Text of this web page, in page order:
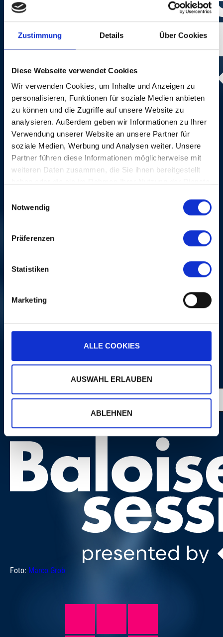
Zustimmung Details Über Cookies
Diese Webseite verwendet Cookies
Wir verwenden Cookies, um Inhalte und Anzeigen zu
personalisieren, Funktionen für soziale Medien anbieten
zu können und die Zugriffe auf unsere Website zu
analysieren. Außerdem geben wir Informationen zu Ihrer
Verwendung unserer Website an unsere Partner für
soziale Medien, Werbung und Analysen weiter. Unsere
Partner führen diese Informationen möglicherweise mit
weiteren Daten zusammen, die Sie ihnen bereitgestellt
Notwendig
Präferenzen
Statistiken
Marketing
ALLE COOKIES
AUSWAHL ERLAUBEN
ABLEHNEN
CREDITS
Foto:Dominik Plüss
CYNDI LAUPER
Fr, 31. Okt. 2008, 20
PORTRAITS
Foto: Marco Grob